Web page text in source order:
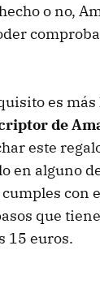
o no,
es más
de
este
en alguno
con
que
15 euros.